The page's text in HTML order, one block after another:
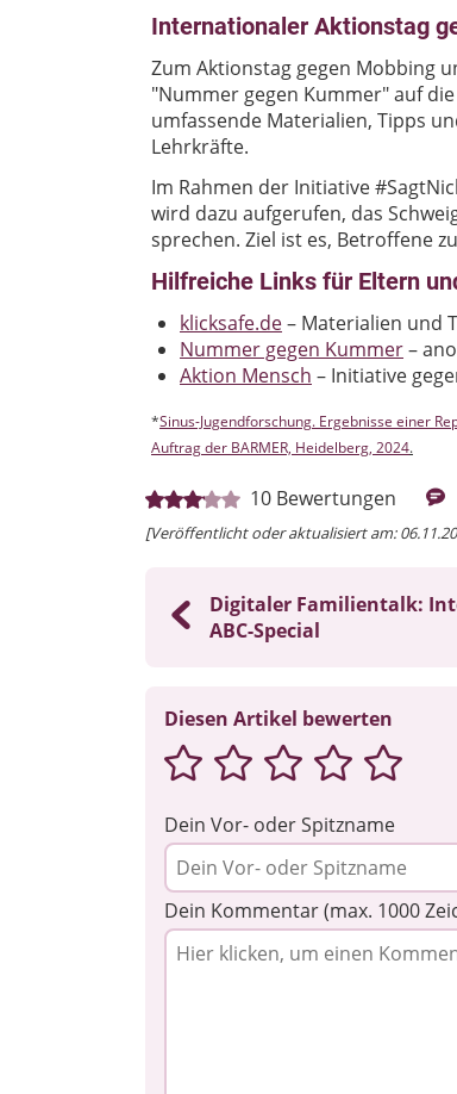
Internationaler Aktionstag
Zum Aktionstag gegen Mobbing
"Nummer gegen Kummer" auf
umfassende Materialien, Tipps
Lehrkräfte.
Im Rahmen der Initiative
wird dazu aufgerufen, das
sprechen. Ziel ist es, Betroffene
Hilfreiche Links für Eltern
klicksafe.de– Materialien und
Nummer gegen Kummer–
Aktion Mensch – Initiative
*Sinus-Jugendforschung. Ergebnisse einer
Auftrag der BARMER, Heidelberg, 2024.
10 Bewertungen
[Veröffentlicht oder aktualisiert am:
Digitaler Familientalk:
ABC-Special
Diesen Artikel bewerten
Dein Vor- oder Spitzname
Dein Kommentar (max. 1000